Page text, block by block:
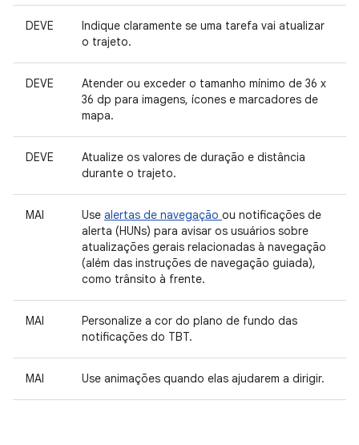
DEVE
Indique claramente se uma tarefa vai atualizar
o trajeto.
DEVE
Atender ou exceder o tamanho mínimo de 36 x
36 dp para imagens, ícones e marcadores de
mapa.
DEVE
Atualize os valores de duração e distância
durante o trajeto.
MAI Use alertas de navegação ou notificações de
alerta (HUNs) para avisar os usuários sobre
atualizações gerais relacionadas à navegação
(além das instruções de navegação guiada),
como trânsito à frente.
MAI
Personalize a cor do plano de fundo das
notificações do TBT.
MAI Use animações quando elas ajudarem a dirigir.